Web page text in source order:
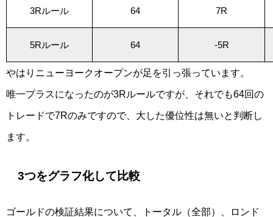
3Rルール 64 7R
5Rルール 64 -5R
やはりニューヨークオープンが足を引っ張っています。
唯一プラスになったのが3Rルールですが、それでも64回の
トレードで7Rのみですので、大した優位性は無いと判断し
ます。
3つをグラフ化して比較
ゴールドの検証結果について、トータル（全部）、ロンド